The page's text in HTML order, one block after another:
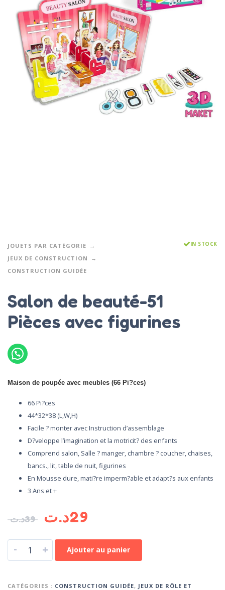
JOUETS PAR CATÉGORIE
JEUX DE CONSTRUCTION
CONSTRUCTION GUIDÉE
IN STOCK
Salon de beauté-51
Pièces avec figurines
Maison de poupée avec meubles (66 Pi?ces)
66 Pi?ces
44*32*38 (L,W,H)
Facile ? monter avec Instruction d’assemblage
D?veloppe l’imagination et la motricit? des enfants
Comprend salon, Salle ? manger, chambre ? coucher, chaises,
bancs., lit, table de nuit, figurines
En Mousse dure, mati?re imperm?able et adapt?s aux enfants
3 Ans et +
39د.ت 29د.ت
- + Ajouter au panier
CATÉGORIES : CONSTRUCTION GUIDÉE, JEUX DE RÔLE ET